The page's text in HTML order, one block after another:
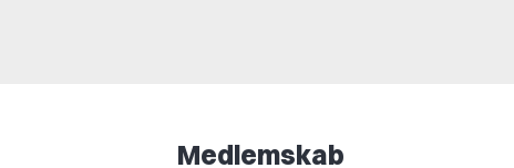
Medlemskab